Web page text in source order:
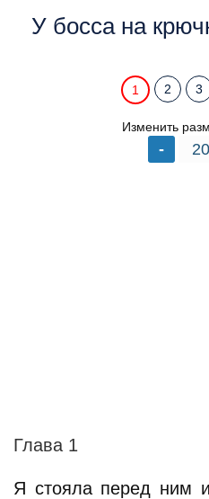
У босса на
1 2 3
Изменить
Глава 1
Я стояла перед ним